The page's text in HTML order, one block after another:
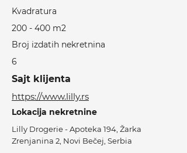
Kvadratura
200 - 400 m2
Broj izdatih nekretnina
6
Sajt klijenta
https://www.lilly.rs
Lokacija nekretnine
Lilly Drogerie - Apoteka 194, Žarka
Zrenjanina 2, Novi Bečej, Serbia